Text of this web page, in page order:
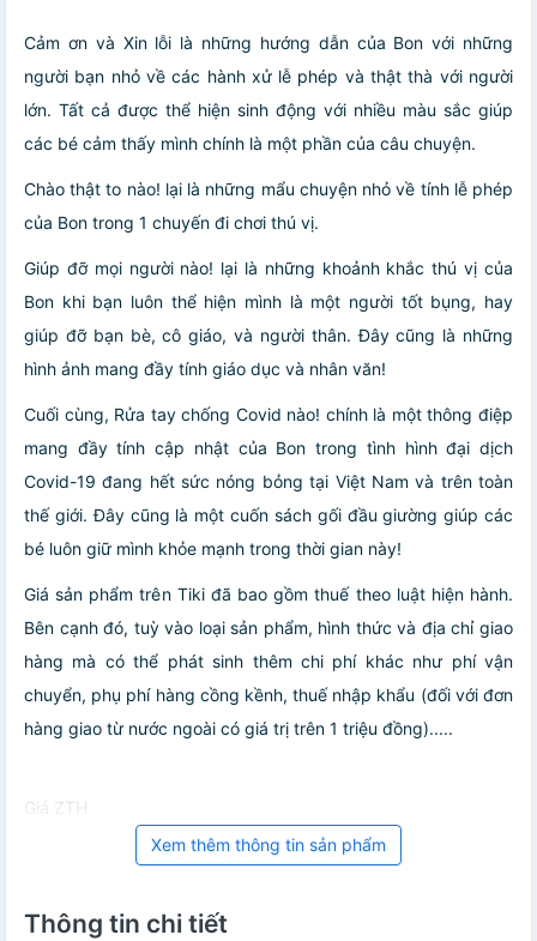
Cảm ơn và Xin lỗi là những hướng dẫn của Bon với những
người bạn nhỏ về các hành xử lễ phép và thật thà với người
lớn. Tất cả được thể hiện sinh động với nhiều màu sắc giúp
các bé cảm thấy mình chính là một phần của câu chuyện.
Chào thật to nào! lại là những mẩu chuyện nhỏ về tính lễ phép
của Bon trong 1 chuyến đi chơi thú vị.
Giúp đỡ mọi người nào! lại là những khoảnh khắc thú vị của
Bon khi bạn luôn thể hiện mình là một người tốt bụng, hay
giúp đỡ bạn bè, cô giáo, và người thân. Đây cũng là những
hình ảnh mang đầy tính giáo dục và nhân văn!
Cuối cùng, Rửa tay chống Covid nào! chính là một thông điệp
mang đầy tính cập nhật của Bon trong tình hình đại dịch
Covid-19 đang hết sức nóng bỏng tại Việt Nam và trên toàn
thế giới. Đây cũng là một cuốn sách gối đầu giường giúp các
bé luôn giữ mình khỏe mạnh trong thời gian này!
Giá sản phẩm trên Tiki đã bao gồm thuế theo luật hiện hành.
Bên cạnh đó, tuỳ vào loại sản phẩm, hình thức và địa chỉ giao
hàng mà có thể phát sinh thêm chi phí khác như phí vận
chuyển, phụ phí hàng cồng kềnh, thuế nhập khẩu (đối với đơn
hàng giao từ nước ngoài có giá trị trên 1 triệu đồng).....
Giá ZTH
Xem thêm thông tin sản phẩm
Thông tin chi tiết